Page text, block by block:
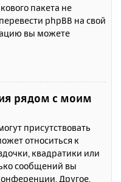
пакета не
phpBB на свой
вы можете
рядом с моим
присутствовать
относиться к
квадратики или
сообщений вы
Другое,